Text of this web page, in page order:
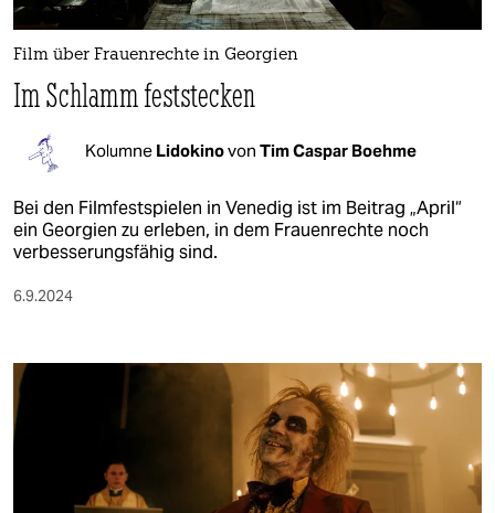
nord
wahrheit
verlag
verlag
veranstaltungen
unterstützen
abo
epaper login
Film über Frauenrechte in Georgien
Im Schlamm feststecken
Kolumne Lidokinovon Tim Caspar Boehme
Bei den Filmfestspielen in Venedig ist im Beitrag „April“
ein Georgien zu erleben, in dem Frauenrechte noch
verbesserungsfähig sind.
6.9.2024